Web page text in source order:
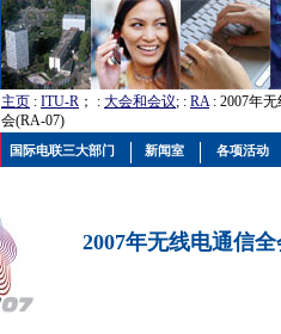
主页 : ITU-R ； : 大会和会议; : RA: 2007年
会(RA-07)
2007年无线电通信
国际电联三大部门 新闻室 各项活动